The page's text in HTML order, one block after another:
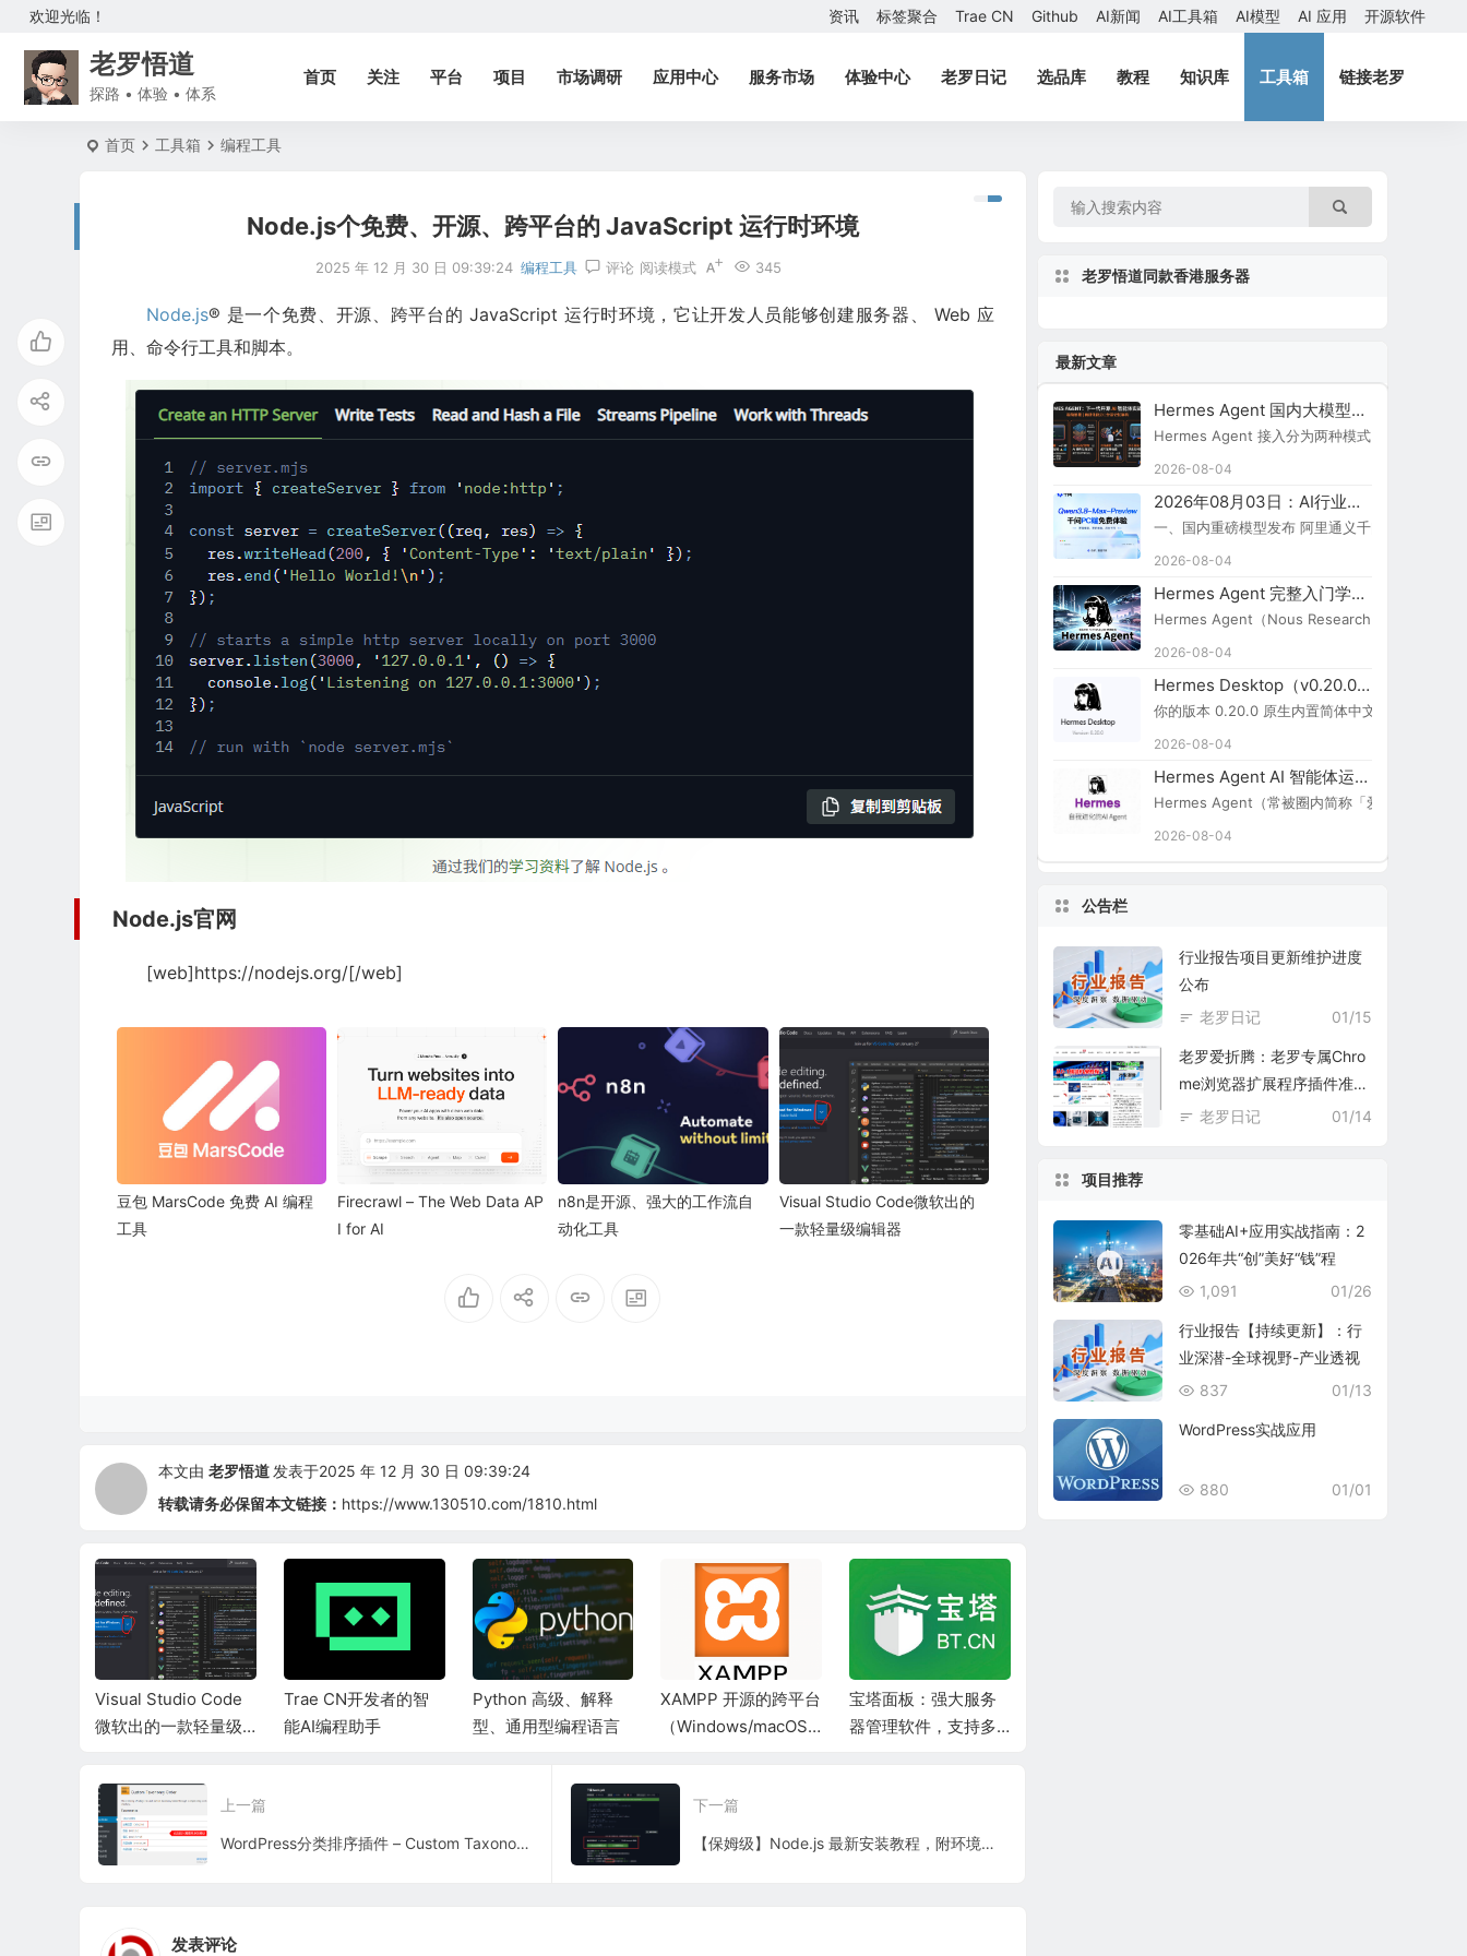
欢迎光临！ 资讯 标签聚合 Trae CN Github AI新闻 AI工具箱 AI模型 AI 应用 开源软件
老罗悟道
探路 • 体验 • 体系
首页 关注 平台 项目 市场调研 应用中心 服务市场 体验中心 老罗日记 选品库 教程 知识库 工具箱 链接老罗
首页 工具箱 编程工具
Node.js个免费、开源、跨平台的 JavaScript 运行时环境
2025 年 12 月 30 日 09:39:24 编程工具 评论 345
阅读模式
Node.js® 是一个免费、开源、跨平台的 JavaScript 运行时环境，它让开发人员能够创建服务器、 Web 应
用、命令行工具和脚本。
Node.js官网
[web]https://nodejs.org/[/web]
豆包 MarsCode 免费 AI 编程
工具
Firecrawl – The Web Data AP
I for AI
n8n是开源、强大的工作流自
动化工具
Visual Studio Code微软出的
一款轻量级编辑器
本文由 老罗悟道发表于2025 年 12 月 30 日 09:39:24
转载请务必保留本文链接： https://www.130510.com/1810.html
Visual Studio Code
微软出的一款轻量级
Trae CN开发者的智
能AI编程助手
Python 高级、解释
型、通用型编程语言
XAMPP 开源的跨平台
（Windows/macOS/
本地服务器套件
宝塔面板：强大服务
器管理软件，支持多
上一篇
WordPress分类排序插件 – Custom Taxonomy Order
下一篇
【保姆级】Node.js 最新安装教程，附环境变量配置
发表评论
老罗悟道同款香港服务器
最新文章
Hermes Agent 国内大模型接入指南
Hermes Agent 接入分为两种模式：原生内置
2026-08-04
2026年08月03日：AI行业新闻简报
一、国内重磅模型发布 阿里通义千问
2026-08-04
Hermes Agent 完整入门学习路线图
Hermes Agent（Nous Research）：开源自进
2026-08-04
Hermes Desktop（v0.20.0）切换简体中文步骤
你的版本 0.20.0 原生内置简体中文，无需额外
2026-08-04
Hermes Agent AI 智能体运行引擎
Hermes Agent（常被圈内简称「爱马仕 Agent
2026-08-04
公告栏
行业报告项目更新维护进度
公布
01/15
老罗日记
老罗爱折腾：老罗专属Chro
me浏览器扩展程序插件准备
中
01/14
老罗日记
项目推荐
零基础AI+应用实战指南：2
026年共“创”美好“钱”程
01/26
1,091
行业报告【持续更新】：行
业深潜-全球视野-产业透视
01/13
837
WordPress实战应用
01/01
880